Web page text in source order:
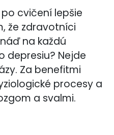
cvičení lepšie
že zdravotníci
na každú
depresiu? Nejde
Za benefitmi
procesy a
a svalmi.